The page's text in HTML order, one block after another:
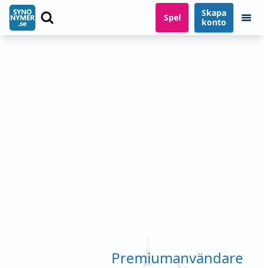
Spel
Skapa
konto
Premiumanvändare